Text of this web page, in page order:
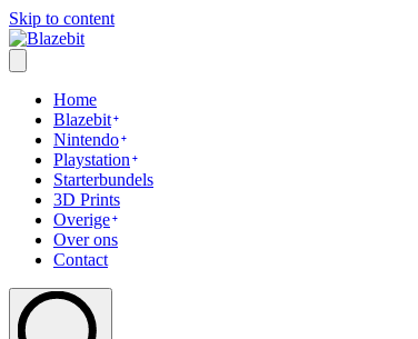
Skip to content
Home
Blazebit
Nintendo
Playstation
Starterbundels
3D Prints
Overige
Over ons
Contact